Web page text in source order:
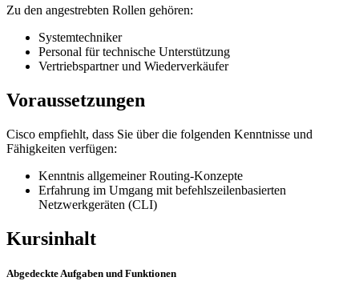
Zu den angestrebten Rollen gehören:
Systemtechniker
Personal für technische Unterstützung
Vertriebspartner und Wiederverkäufer
Voraussetzungen
Cisco empfiehlt, dass Sie über die folgenden Kenntnisse und
Fähigkeiten verfügen:
Kenntnis allgemeiner Routing-Konzepte
Erfahrung im Umgang mit befehlszeilenbasierten
Netzwerkgeräten (CLI)
Kursinhalt
Abgedeckte Aufgaben und Funktionen